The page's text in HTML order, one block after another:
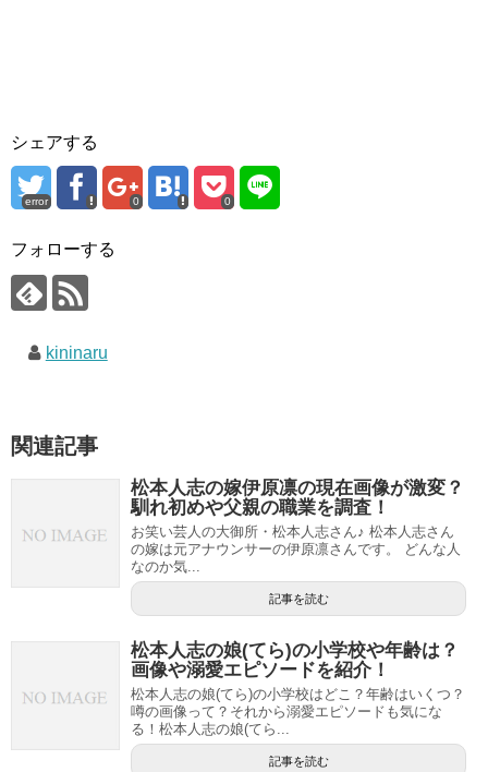
シェアする
error 0 0
フォローする
kininaru
関連記事
松本人志の嫁伊原凛の現在画像が激変？
馴れ初めや父親の職業を調査！
お笑い芸人の大御所・松本人志さん♪ 松本人志さん
の嫁は元アナウンサーの伊原凛さんです。 どんな人
なのか気...
記事を読む
松本人志の娘(てら)の小学校や年齢は？
画像や溺愛エピソードを紹介！
松本人志の娘(てら)の小学校はどこ？年齢はいくつ？
噂の画像って？それから溺愛エピソードも気にな
る！松本人志の娘(てら...
記事を読む